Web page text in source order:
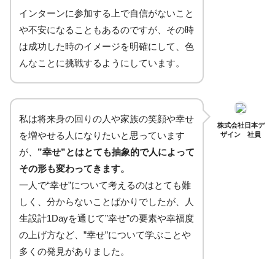
インターンに参加する上で自信がないこと
や不安になることもあるのですが、その時
は成功した時のイメージを明確にして、色
んなことに挑戦するようにしています。
私は将来身の回りの人や家族の笑顔や幸せ
を増やせる人になりたいと思っています
が、 ”幸せ”とはとても抽象的で人によって
その形も変わってきます。
一人で“幸せ”について考えるのはとても難
しく、分からないことばかりでしたが、人
生設計1Dayを通じて”幸せ”の要素や幸福度
の上げ方など、”幸せ”について学ぶことや
多くの発見がありました。
株式会社日本デ
ザイン 社員